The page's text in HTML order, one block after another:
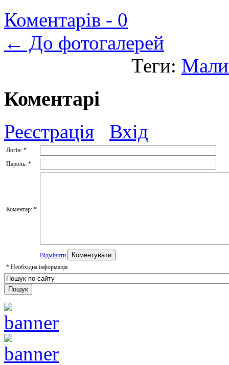
Коментарів - 0
← До фотогалерей
Теги:
Коментарі
Реєстрація Вхід
Логін: *
Пароль: *
Коментар: *
Відмінити
* Необхідна інформація